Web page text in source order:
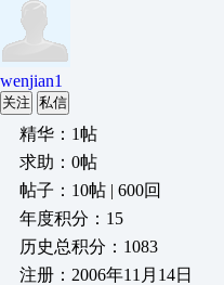
wenjian1
关注 私信
精华：1帖
求助：0帖
帖子：10帖 | 600回
年度积分：15
历史总积分：1083
注册：2006年11月14日